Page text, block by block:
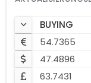
BUYING
54.7365
47.4896
63.7431